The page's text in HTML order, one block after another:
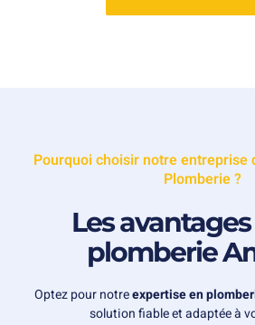
Pourquoi choisir notre entreprise
Plomberie ?
Les
plomberie
Optez pour notreexpertise en
solution fiable et adaptée à